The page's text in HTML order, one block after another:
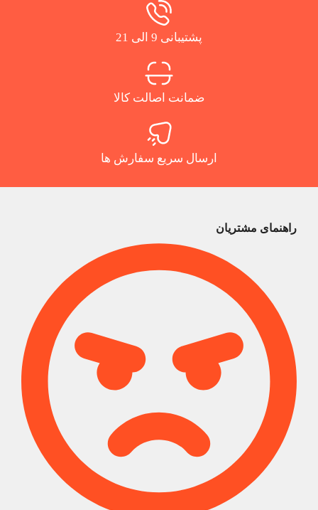
پشتیبانی 9 الی 21
ضمانت اصالت کالا
ارسال سریع سفارش ها
راهنمای مشتریان